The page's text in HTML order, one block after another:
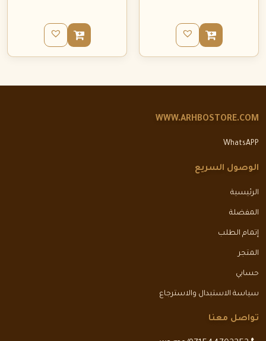
WWW.ARHBOSTORE.COM
WhatsAPP
الوصول السريع
الرئيسية
المفضلة
إتمام الطلب
المتجر
حسابي
سياسة الاستبدال والاسترجاع
تواصل معنا